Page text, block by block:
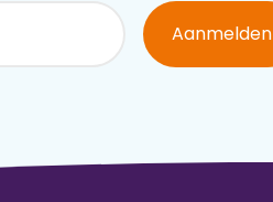
Aanmelden